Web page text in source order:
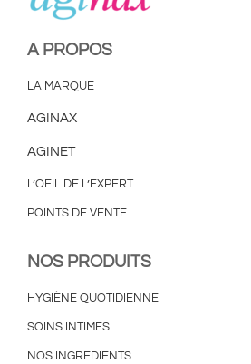
A PROPOS
LA MARQUE
AGINAX
AGINET
L’OEIL DE L’EXPERT
POINTS DE VENTE
NOS PRODUITS
HYGIÈNE QUOTIDIENNE
SOINS INTIMES
NOS INGREDIENTS